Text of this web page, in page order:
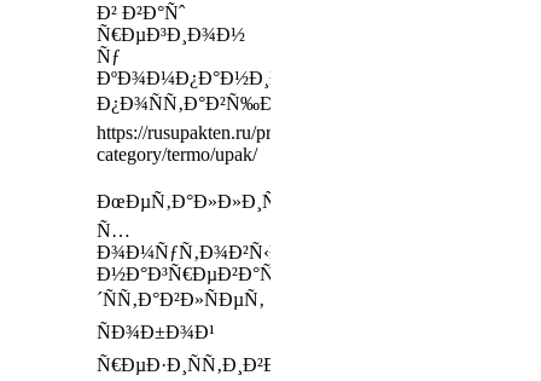
Ð² Ð²Ð°Ñˆ
Ñ€ÐµÐ³Ð¸Ð¾Ð½
Ñƒ
ÐºÐ¾Ð¼Ð¿Ð°Ð½Ð¸Ð¸
Ð¿Ð¾ÑÑ‚Ð°Ð²Ñ‰Ð¸ÐºÐ°
https://rusupakten.ru/product-
category/termo/upak/
ÐœÐµÑ‚Ð°Ð»Ð»Ð¸Ñ‡ÐµÑÐºÐ¸Ð¹
Ñ…
Ð¾Ð¼ÑƒÑ‚Ð¾Ð²Ñ‹Ð¹
Ð½Ð°Ð³Ñ€ÐµÐ²Ð°Ñ‚ÐµÐ»ÑŒÂ Ð¿Ñ€ÐµÐ
´ÑÑ‚Ð°Ð²Ð»ÑÐµÑ‚
ÑÐ¾Ð±Ð¾Ð¹
Ñ€ÐµÐ·Ð¸ÑÑ‚Ð¸Ð²Ð½ÑƒÑŽ